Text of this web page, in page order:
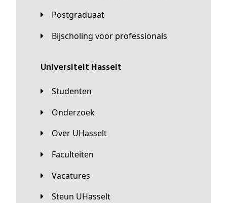
Postgraduaat
Bijscholing voor professionals
universiteit Hasselt
Studenten
Onderzoek
Over UHasselt
Faculteiten
Vacatures
Steun UHasselt